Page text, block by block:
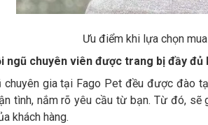
Ưu điểm khi lựa chọn
ngũ chuyên viên được trang bị đầy đủ
gia tại Fago Pet đều được đào
tình, nắm rõ yêu cầu từ bạn. Từ đó,
khách hàng.